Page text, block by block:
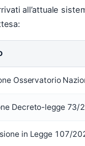
all’attuale
Osservatorio
Decreto-legge 73/
in Legge 107/